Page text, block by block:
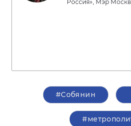
Россия», Мэр
#Собянин